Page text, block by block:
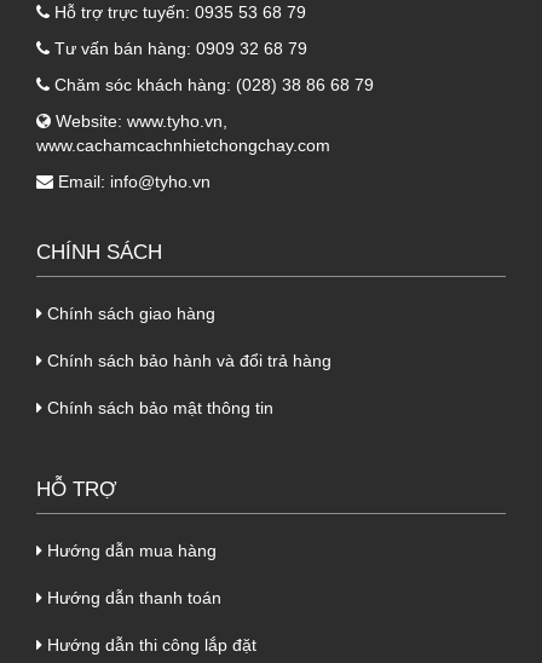
vời,…
- Trên đây là những thông tin cơ bản của
liệuPanel EPS vân gỗ cách nhiệt 3 lớp (tôn
+ EPS + tôn). Quý khách hàng gần xa có thể
liên hệ Tỷ Hổ để đặt kích thước chiều dài,
chiều rộng mà mình mong muốn.
2. Ưu điểm của
cách nhiệt vô cùng hiệu quả.
- Có tính năng cách âm, chống cháy tuyệt vời.
khả năng chịu lực tốt.
- Có tính thẩm mỹ cao, tạo sự hài hòa cho
toàn bộ không gian xung quanh.
3. Tính ứng dụng của
vân gỗ cách nhiệt 3 lớp (tôn + EPS
Hỗ trợ trực tuyến: 0935 53 68 79
Tư vấn bán hàng: 0909 32 68 79
Chăm sóc khách hàng: (028) 38 86 68 79
Website: www.tyho.vn
www.cachamcachnhietchongchay.com
Email: info@tyho.vn
CHÍNH SÁCH
Chính sách giao hàng
Chính sách bảo hành và đổi trả hàng
Chính sách bảo mật thông tin
HỖ TRỢ
Hướng dẫn mua hàng
Hướng dẫn thanh toán
Hướng dẫn thi công lắp đặt